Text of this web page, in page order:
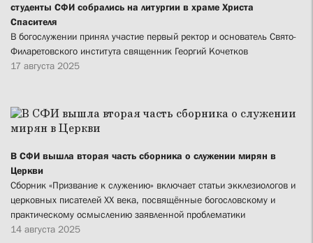
студенты СФИ собрались на литургии в храме Христа
Спасителя
В богослужении принял участие первый ректор и основатель Свято-
Филаретовского института священник Георгий Кочетков
17 августа 2025
В СФИ вышла вторая часть сборника о служении мирян в
Церкви
Сборник «Призвание к служению» включает статьи экклезиологов и
церковных писателей XX века, посвящённые богословскому и
практическому осмыслению заявленной проблематики
14 августа 2025